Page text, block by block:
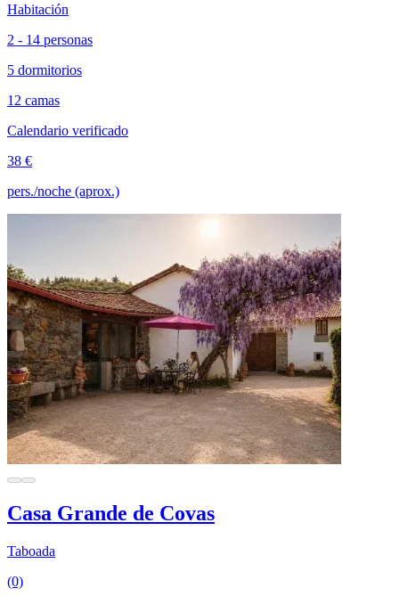
Habitación
2 - 14 personas
5 dormitorios
12 camas
Calendario verificado
38 €
pers./noche (aprox.)
Casa Grande de Covas
Taboada
(0)